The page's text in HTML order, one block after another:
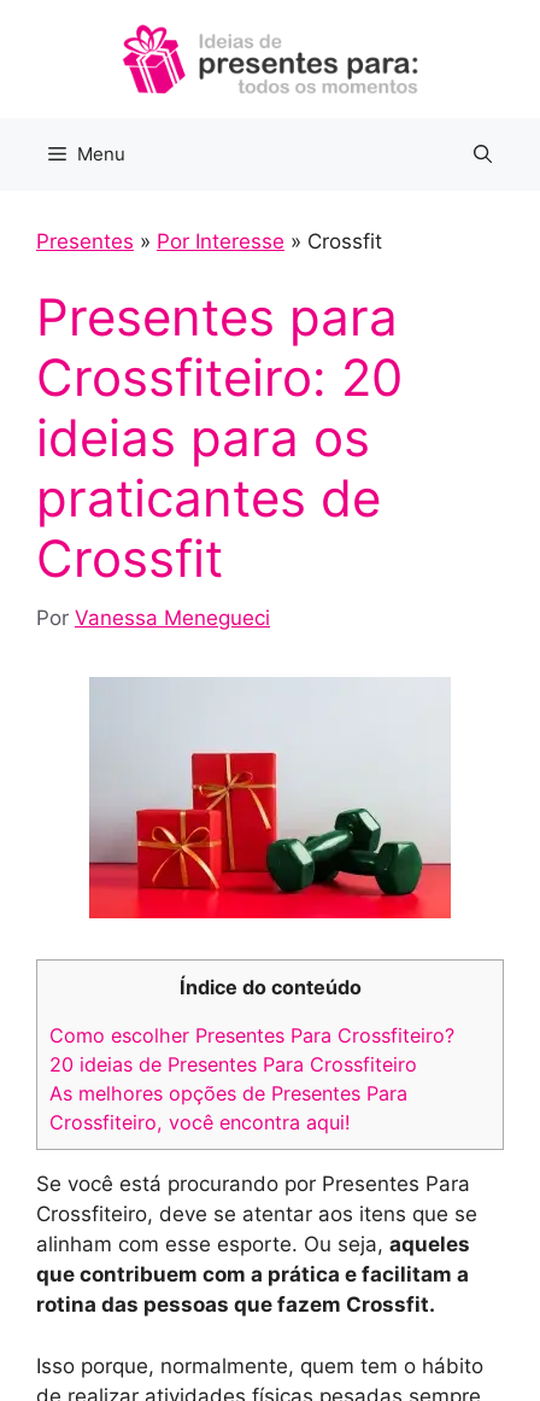
Menu
Presentes » Por Interesse » Crossfit
Presentes para
Crossfiteiro: 20
ideias para os
praticantes de
Crossfit
Por Vanessa Menegueci
Índice do conteúdo
Como escolher Presentes Para Crossfiteiro?
20 ideias de Presentes Para Crossfiteiro
As melhores opções de Presentes Para
Crossfiteiro, você encontra aqui!
Se você está procurando por Presentes Para
Crossfiteiro, deve se atentar aos itens que se
alinham com esse esporte. Ou seja, aqueles
que contribuem com a prática e facilitam a
rotina das pessoas que fazem Crossfit.
Isso porque, normalmente, quem tem o hábito
de realizar atividades físicas pesadas sempre